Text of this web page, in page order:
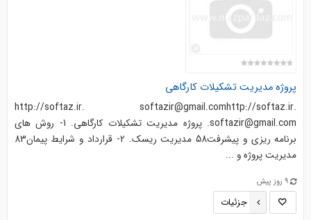
پروژه مدیریت تشکیلات کارگاهی
http://softaz.ir. softazir@gmail.comhttp://softaz.ir.
softazir@gmail.com. پروژه مدیریت تشکیلات کارگاهی. 1- روش های
برنامه ریزی و پیشرفت58 مدیریت ریسک. 2- قرارداد و شرایط پیمان83
مدیریت پروژه و ...
9 روز پیش
جزئیات